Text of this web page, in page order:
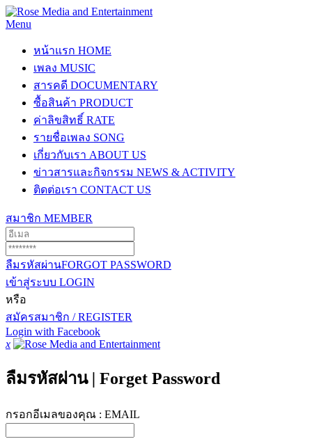
Menu
หน้าแรก HOME
เพลง MUSIC
สารคดี DOCUMENTARY
ซื้อสินค้า PRODUCT
ค่าลิขสิทธิ์ RATE
รายชื่อเพลง SONG
เกี่ยวกับเรา ABOUT US
ข่าวสารและกิจกรรม NEWS & ACTIVITY
ติดต่อเรา CONTACT US
สมาชิก MEMBER
ลืมรหัสผ่านFORGOT PASSWORD
เข้าสู่ระบบ LOGIN
หรือ
สมัครสมาชิก / REGISTER
Login with Facebook
x
ลืมรหัสผ่าน | Forget Password
กรอกอีเมลของคุณ : EMAIL